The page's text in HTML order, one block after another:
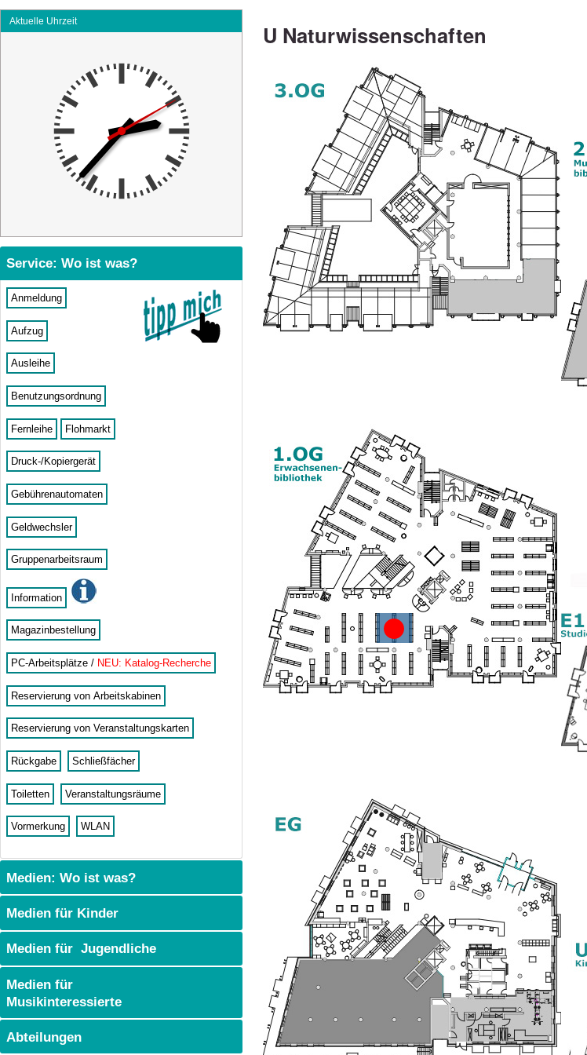
U Naturwissenschaften
Aktuelle Uhrzeit
Service: Wo ist was?
Anmeldung
Aufzug
Ausleihe
Benutzungsordnung
Fernleihe Flohmarkt
Druck-/Kopiergerät
Gebührenautomaten
Geldwechsler
Gruppenarbeitsraum
Information
Magazinbestellung
PC-Arbeitsplätze / NEU: Katalog-Recherche
Reservierung von Arbeitskabinen
Reservierung von Veranstaltungskarten
Rückgabe Schließfächer
Toiletten Veranstaltungsräume
Vormerkung WLAN
Medien: Wo ist was?
Medien für Kinder
Medien für Jugendliche
Medien für
Musikinteressierte
Abteilungen